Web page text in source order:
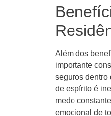
Além dos
importante
seguros dentro
de espírito é
medo
emocional de